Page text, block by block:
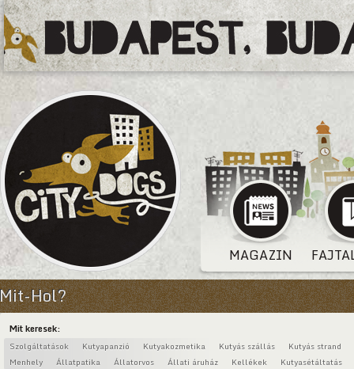
MAGAZIN
Mit-Hol?
Mit keresek:
Szolgáltatások Kutyapanzió Kutyakozmetika Kutyás szállás
Kutyás strand
Menhely
Állatpatika Állatorvos Állati áruház Kellékek Kutyasétáltatás